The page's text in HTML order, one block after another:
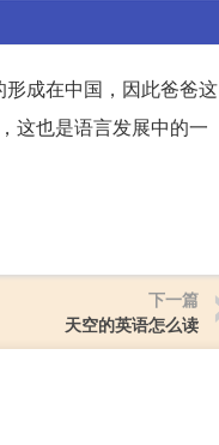
成在中国，因此爸爸这
这也是语言发展中的一
下一篇
天空的英语怎么读